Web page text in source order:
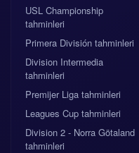
USL Championship
tahminleri
Primera División tahminleri
Division Intermedia
tahminleri
Premijer Liga tahminleri
Leagues Cup tahminleri
Division 2 - Norra Götaland
tahminleri